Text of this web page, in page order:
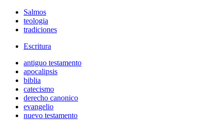
Salmos
teologia
tradiciones
Escritura
antiguo testamento
apocalipsis
biblia
catecismo
derecho canonico
evangelio
nuevo testamento